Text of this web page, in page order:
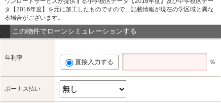
タ【2016年度】を元に加工したものですので、記載情報が現在の学区域と異な
る場合がございます。
この物件でローンシミュレーションする
年利率
直接入力する ％
ボーナス払い